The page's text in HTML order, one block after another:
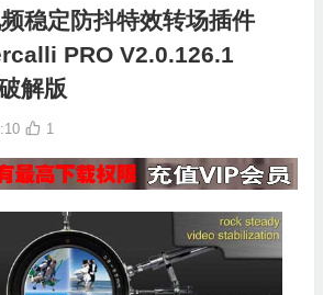
稳定防抖特效转场插件
PRO V2.0.126.1
解版
1